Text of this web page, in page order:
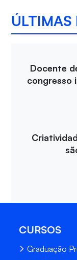
Docente
congresso
CURSOS
Graduação